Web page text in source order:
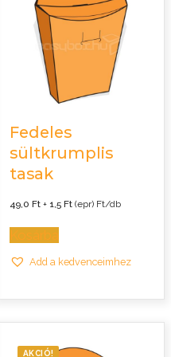
Fedeles
sültkrumplis
tasak
49,0Ft + 1,5Ft (epr) Ft/db
Kosárba
Add a kedvenceimhez
AKCIÓ!